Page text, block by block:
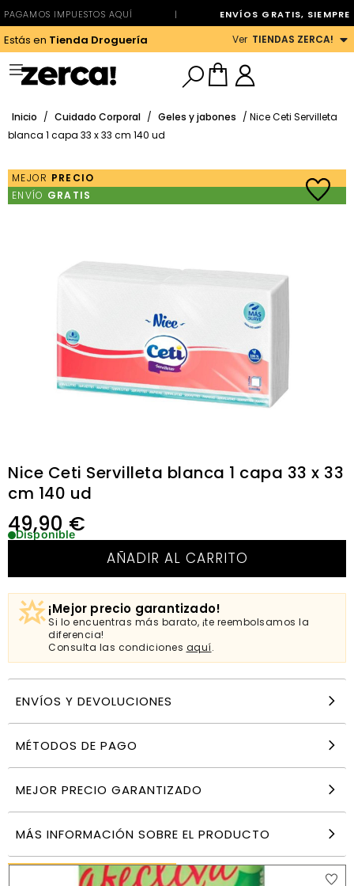
PAGAMOS IMPUESTOS AQUÍ | ENVÍOS GRATIS, SIEMPRE
Estás en Tienda Droguería Ver TIENDAS ZERCA!
Inicio / Cuidado Corporal / Geles y jabones / Nice Ceti Servilleta
blanca 1 capa 33 x 33 cm 140 ud
MEJOR PRECIO
ENVÍO GRATIS
Nice Ceti Servilleta blanca 1 capa 33 x 33
cm 140 ud
49,90€
Disponible
AÑADIR AL CARRITO
¡Mejor precio garantizado!
Si lo encuentras más barato, ¡te reembolsamos la
diferencia!
Consulta las condiciones aquí.
ENVÍOS Y DEVOLUCIONES
MÉTODOS DE PAGO
MEJOR PRECIO GARANTIZADO
MÁS INFORMACIÓN SOBRE EL PRODUCTO
140 ud 49,90€
AÑADIR
PRODUCTOS SIMILARES